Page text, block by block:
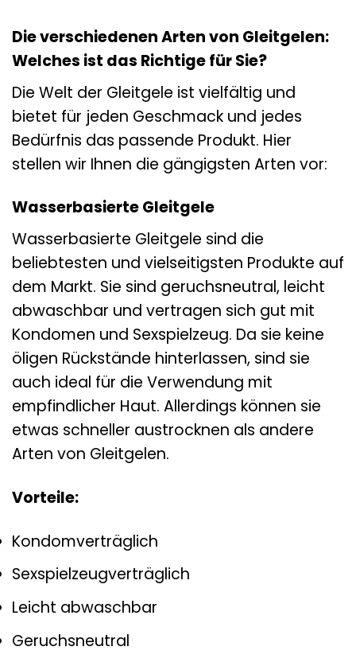
Die verschiedenen Arten von Gleitgelen:
Welches ist das Richtige für Sie?
Die Welt der Gleitgele ist vielfältig und
bietet für jeden Geschmack und jedes
Bedürfnis das passende Produkt. Hier
stellen wir Ihnen die gängigsten Arten vor:
Wasserbasierte Gleitgele
Wasserbasierte Gleitgele sind die
beliebtesten und vielseitigsten Produkte auf
dem Markt. Sie sind geruchsneutral, leicht
abwaschbar und vertragen sich gut mit
Kondomen und Sexspielzeug. Da sie keine
öligen Rückstände hinterlassen, sind sie
auch ideal für die Verwendung mit
empfindlicher Haut. Allerdings können sie
etwas schneller austrocknen als andere
Arten von Gleitgelen.
Vorteile:
Kondomverträglich
Sexspielzeugverträglich
Leicht abwaschbar
Geruchsneutral